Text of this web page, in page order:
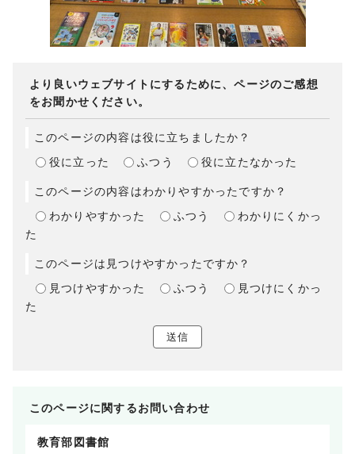
より良いウェブサイトにするために、ページのご感想
をお聞かせください。
このページの内容は役に立ちましたか？
役に立った
ふつう 役に立たなかった
このページの内容はわかりやすかったですか？
わかりやすかった
ふつう
わかりにくかっ
た
このページは見つけやすかったですか？
見つけやすかった
ふつう
見つけにくかっ
た
送信
このページに関するお問い合わせ
教育部図書館